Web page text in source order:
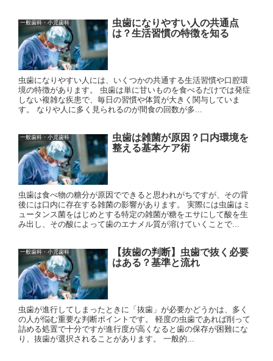
一般歯科・小児歯科
虫歯になりやすい人の共通点
は？生活習慣の特徴を知る
虫歯になりやすい人には、いくつかの共通する生活習慣や口腔環
境の特徴があります。 虫歯は単に甘いものを食べるだけでは発症
しない複雑な疾患で、毎日の習慣や体質が大きく関与していま
す。 なりや人に多く見られるのが間食の回数が多...
一般歯科・小児歯科
虫歯は雑菌が原因？口内環境を
整える基本ケア術
虫歯は食べ物の糖分が原因でできると思われがちですが、その背
後には口内に存在する雑菌の影響があります。 実際には虫歯はミ
ュータンス菌をはじめとする特定の雑菌が糖をエサにして酸を生
み出し、その酸によって歯のエナメル質が溶けていくことで...
一般歯科・小児歯科
【抜歯の判断】虫歯で抜く必要
はある？基準と流れ
虫歯が進行してしまったときに「抜歯」が必要かどうかは、多く
の人が悩む重要な判断ポイントです。 軽度の虫歯であれば削って
詰める処置で十分ですが進行度が高くなると歯の保存が困難にな
り、抜歯が選択されることがあります。 一般的...